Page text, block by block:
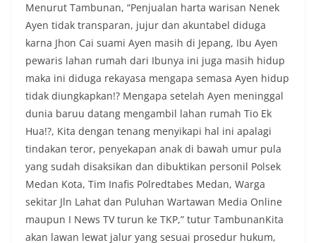
Belawan, Bahas Narkoba, Kriminalitas hingga
Potensi Ekonomi
Bhabinkamtibmas Polsek Medan Sunggal
Sambangi Warga Kelurahan Sunggal, Ingatkan
Pemasangan Bendera Merah Putih Jelang HUT
Kemerdekaan RI‎‎Medan, 5 Agustus 2026 — Dalam
rangka menyambut Hari Ulang Tahun
Kemerdekaan Republik Indonesia yang ke-81,
Bhabinkamtibmas Kelurahan Sunggal, Aiptu
Muliyadi Suraukur, melaksanakan kegiatan
sambang Door to Door System (DDS) kepada
warga di wilayah Kelurahan Sunggal, Kecamatan
Medan Sunggal, pada Rabu (05/08/2026).‎‎Kegiatan
tersebut berlangsung sejak pukul 09.00 WIB
hingga selesai, menyasar rumah-rumah warga di
beberapa lingkungan yang ada di kelurahan
tersebut.‎Sambang Langsung ke Rumah
Menurut Tambunan, “Penjualan harta warisan Nenek
Ayen tidak transparan, jujur dan akuntabel diduga
karna Jhon Cai suami Ayen masih di Jepang, Ibu Ayen
pewaris lahan rumah dari Ibunya ini juga masih hidup
maka ini diduga rekayasa mengapa semasa Ayen hidup
tidak diungkapkan!? Mengapa setelah Ayen meninggal
dunia baruu datang mengambil lahan rumah Tio Ek
Hua!?, Kita dengan tenang menyikapi hal ini apalagi
tindakan teror, penyekapan anak di bawah umur pula
yang sudah disaksikan dan dibuktikan personil Polsek
Medan Kota, Tim Inafis Polredtabes Medan, Warga
sekitar Jln Lahat dan Puluhan Wartawan Media Online
maupun I News TV turun ke TKP,” tutur TambunanKita
akan lawan lewat jalur yang sesuai prosedur hukum,